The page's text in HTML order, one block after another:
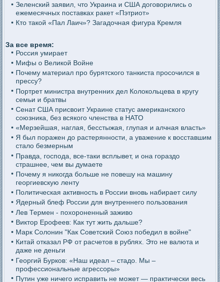
Зеленский заявил, что Украина и США договорились о
ежемесячных поставках ракет «Пэтриот»
Кто такой «Пал Лаич»? Загадочная фигура Кремля
За все время:
Россия умирает
Мифы о Великой Войне
Почему материал про бурятского танкиста просочился в
прессу?
Портрет министра внутренних дел Колокольцева в кругу
семьи и братвы
Сенат США присвоит Украине статус американского
союзника, без всякого членства в НАТО
«Мерзейшая, наглая, бесстыжая, глупая и алчная власть»
Я был поражен до растерянности, а уважение к восставшим
стало безмерным
Правда, господа, все-таки всплывет, и она гораздо
страшнее, чем вы думаете
Почему я никогда больше не повешу на машину
георгиевскую ленту
Политическая активность в России вновь набирает силу
Ядерный блеф России для внутреннего пользования
Лев Термен - похороненный заживо
Виктор Ерофеев: Как тут жить дальше?
Марк Солонин "Как Советский Союз победил в войне"
Китай отказал РФ от расчетов в рублях. Это не валюта и
даже не деньги
Георгий Бурков: «Наш идеал – стадо. Мы –
профессиональные агрессоры»
Путин уже ничего исправить не может — практически весь